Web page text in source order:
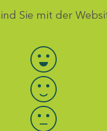
Sie mit der
Bewertung